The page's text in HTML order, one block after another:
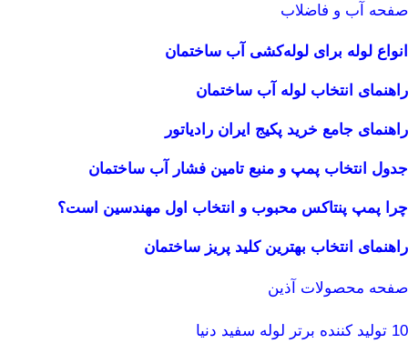
صفحه آب و فاضلاب
انواع لوله برای لوله‌کشی آب ساختمان
راهنمای انتخاب لوله آب ساختمان
راهنمای جامع خرید پکیج ایران رادیاتور
جدول انتخاب پمپ و منبع تامین فشار آب ساختمان
چرا پمپ پنتاکس محبوب و انتخاب اول مهندسین است؟
راهنمای انتخاب بهترین کلید پریز ساختمان
صفحه محصولات آذین
10 تولید کننده برتر لوله سفید دنیا